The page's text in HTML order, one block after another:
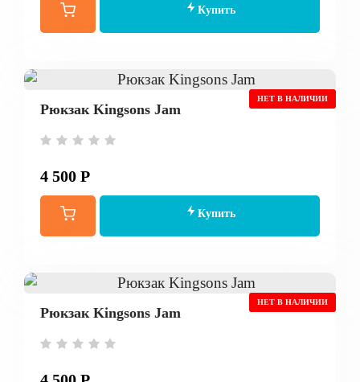
Купить
НЕТ В НАЛИЧИИ
Рюкзак Kingsons Jam
4 500 Р
Купить
НЕТ В НАЛИЧИИ
Рюкзак Kingsons Jam